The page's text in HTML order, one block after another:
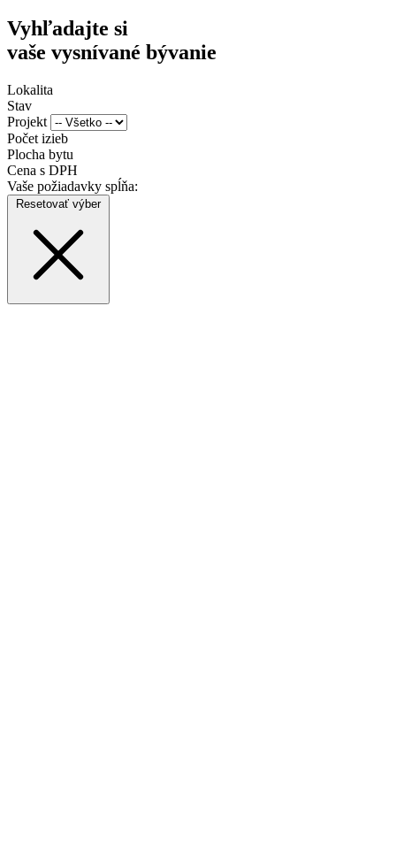
Vyhľadajte si
vaše vysnívané bývanie
Lokalita
Stav
Projekt
Počet izieb
Plocha bytu
Cena s DPH
Vaše požiadavky spĺňa:
Resetovať výber